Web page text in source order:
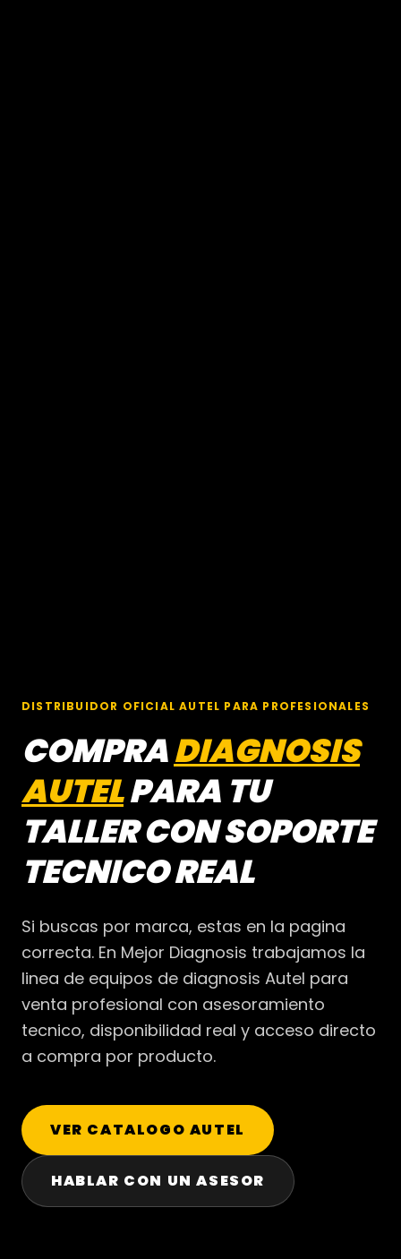
DISTRIBUIDOR OFICIAL AUTEL PARA PROFESIONALES
COMPRADIAGNOSIS
AUTELPARA TU
TALLER CON SOPORTE
TECNICO REAL
Si buscas por marca, estas en la pagina
correcta. En Mejor Diagnosis trabajamos la
linea de equipos de diagnosis Autel para
venta profesional con asesoramiento
tecnico, disponibilidad real y acceso directo
a compra por producto.
VER CATALOGO AUTEL
HABLAR CON UN ASESOR